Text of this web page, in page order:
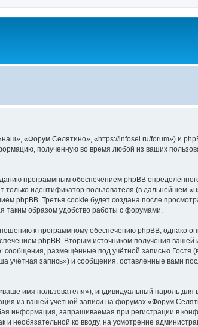
«Форум Селятино», «https://infosel.ru/forum») и
полученную во время любой из ваших
программным обеспечением phpBB
идентификатор пользователя (в дальнейшем
phpBB. Третья cookie будет создана после
образом удобство работы с форумами.
к программному обеспечению phpBB, однако
phpBB. Вторым источником получения
размещённые под учётной записью Гостя
запись») и сообщения, оставленные вами
имя пользователя»), индивидуальный пароль для
из вашей учётной записи на форумах «Форум
информация, запрашиваемая при регистрации в
и необязательной ко вводу, на усмотрение